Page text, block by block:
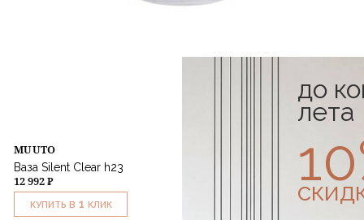
MUUTO
Ваза Silent Clear h23
12 992 ₽
КУПИТЬ В 1 КЛИК
до
лета